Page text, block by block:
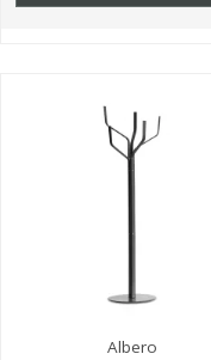
Albero